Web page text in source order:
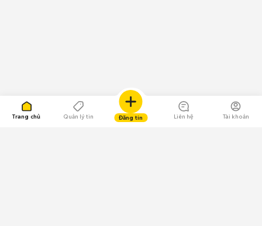
Trang chủ Quản lý tin Đăng tin Liên hệ Tài khoản